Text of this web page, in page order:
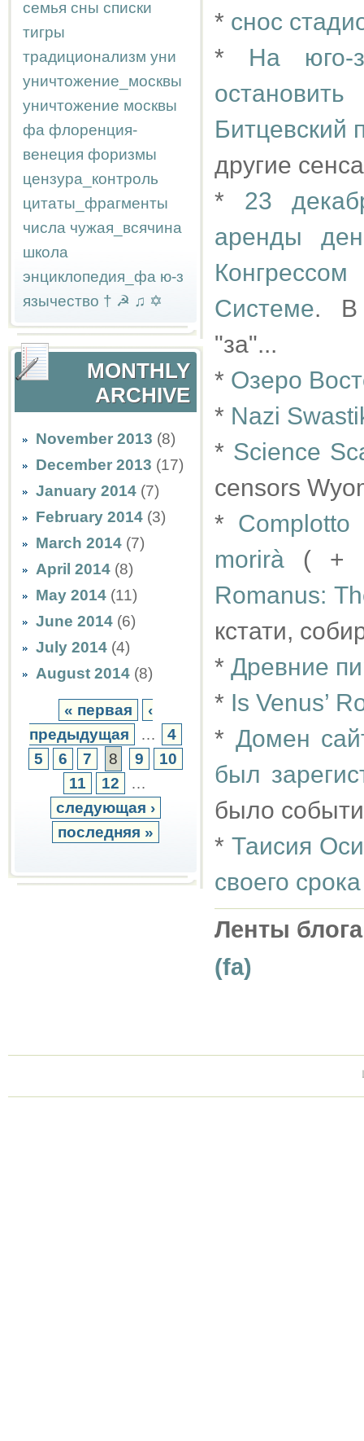
семья сны списки
тигры
традиционализм уни
уничтожение_москвы
уничтожение москвы
фа флоренция-
венеция форизмы
цензура_контроль
цитаты_фрагменты
числа чужая_всячина
школа
энциклопедия_фа ю-з
язычество † ☭ ♫ ✡
MONTHLY
ARCHIVE
November 2013 (8)
December 2013 (17)
January 2014 (7)
February 2014 (3)
March 2014 (7)
April 2014 (8)
May 2014 (11)
June 2014 (6)
July 2014 (4)
August 2014 (8)
« первая
‹
предыдущая
…
4
5
6 7 8 9
10
11
12
…
следующая ›
последняя »
* снос
* На юго-
Битцевский
другие
* 23
аренды
Системе. В
"за"...
* Озеро
* Nazi
* Science
censors
*
morirà ( +
Romanus:
кстати,
* Древние
* Is Venus’
* Домен
был
было
*Таисия
своего срока
Ленты
(fa)